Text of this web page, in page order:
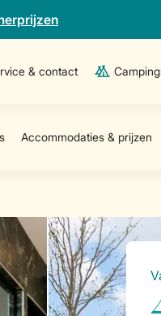
& contact